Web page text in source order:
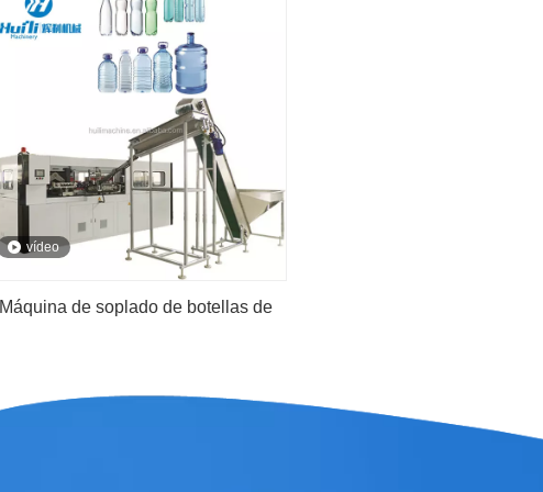
tambores grandes de 10 -30 litros
vídeo
Máquina de soplado de botellas de